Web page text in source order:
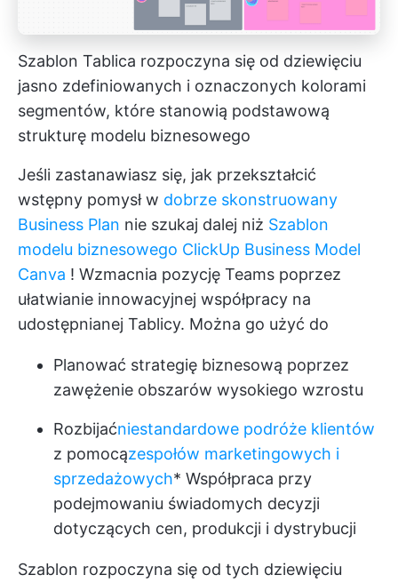
Szablon Tablica rozpoczyna się od dziewięciu
jasno zdefiniowanych i oznaczonych kolorami
segmentów, które stanowią podstawową
strukturę modelu biznesowego
Jeśli zastanawiasz się, jak przekształcić
wstępny pomysł w dobrze skonstruowany
Business Plan nie szukaj dalej niż Szablon
modelu biznesowego ClickUp Business Model
Canva ! Wzmacnia pozycję Teams poprzez
ułatwianie innowacyjnej współpracy na
udostępnianej Tablicy. Można go użyć do
Planować strategię biznesową poprzez
zawężenie obszarów wysokiego wzrostu
Rozbijaćniestandardowe podróże klientów
z pomocązespołów marketingowych i
sprzedażowych* Współpraca przy
podejmowaniu świadomych decyzji
dotyczących cen, produkcji i dystrybucji
Szablon rozpoczyna się od tych dziewięciu